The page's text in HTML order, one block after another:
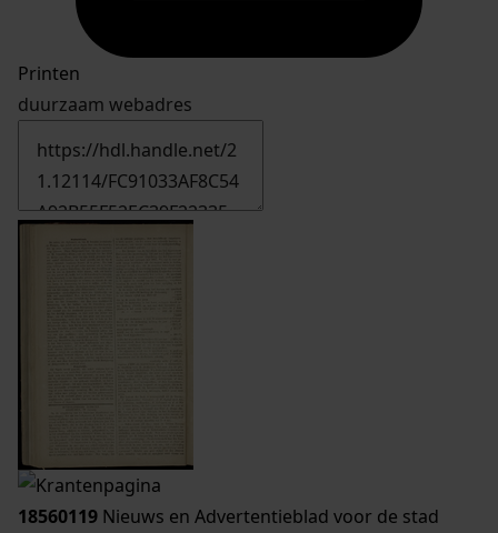
Printen
duurzaam webadres
18560119 Nieuws en Advertentieblad voor de stad